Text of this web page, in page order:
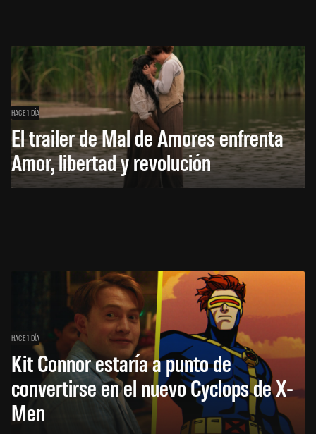
HACE 1 DÍA
El trailer de Mal de Amores enfrenta
Amor, libertad y revolución
HACE 1 DÍA
Kit Connor estaría a punto de
convertirse en el nuevo Cyclops de X-
Men